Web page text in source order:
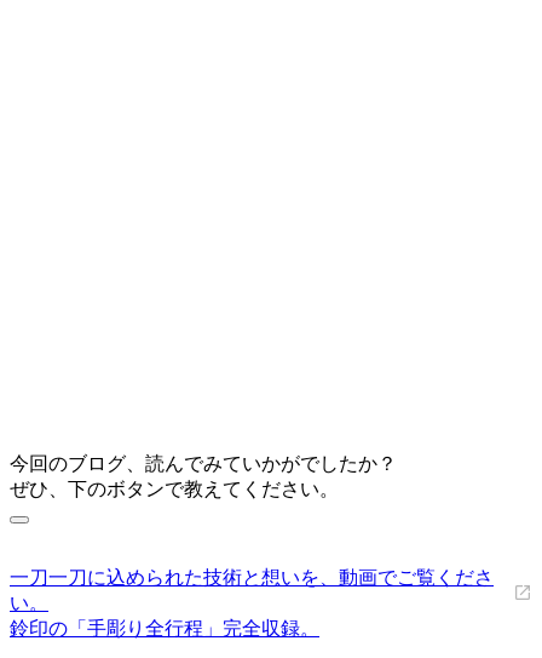
今回のブログ、読んでみていかがでしたか？
ぜひ、下のボタンで教えてください。
一刀一刀に込められた技術と想いを、動画でご覧くださ
い。
鈴印の「手彫り全行程」完全収録。